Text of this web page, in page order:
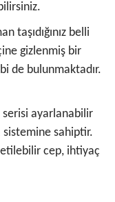
taşıdığınız belli
gizlenmiş bir
de bulunmaktadır.
serisi ayarlanabilir
sistemine sahiptir.
cep, ihtiyaç